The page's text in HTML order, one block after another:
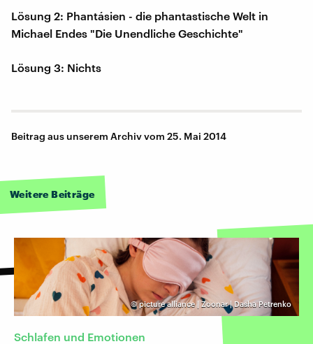
Lösung 2: Phantásien - die phantastische Welt in
Michael Endes "Die Unendliche Geschichte"
Lösung 3: Nichts
Beitrag aus unserem Archiv vom 25. Mai 2014
Weitere Beiträge
©picture alliance | Zoonar | Dasha Petrenko
Schlafen und Emotionen